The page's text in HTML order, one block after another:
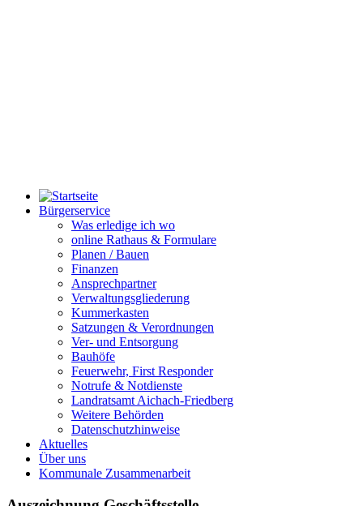
Bürgerservice
Was erledige ich wo
online Rathaus & Formulare
Planen / Bauen
Finanzen
Ansprechpartner
Verwaltungsgliederung
Kummerkasten
Satzungen & Verordnungen
Ver- und Entsorgung
Bauhöfe
Feuerwehr, First Responder
Notrufe & Notdienste
Landratsamt Aichach-Friedberg
Weitere Behörden
Datenschutzhinweise
Aktuelles
Über uns
Kommunale Zusammenarbeit